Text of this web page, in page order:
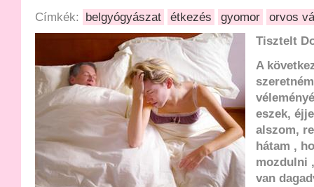
Címkék: belgyógyászat étkezés gyomor
orvos
Tisztelt
A
eszek,
alszom,
hátam ,
mozdulni
van